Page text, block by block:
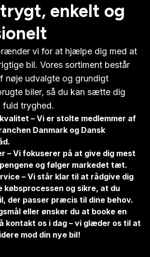
enkelt og
vi for at hjælpe dig med at
bil. Vores sortiment består
nøje udvalgte og grundigt
biler, så du kan sætte dig
fuld tryghed.
– Vi er stolte medlemmer af
Danmark og Dansk
– Vi fokuserer på at give dig mest
og følger markedet tæt.
– Vi står klar til at rådgive dig
købsprocessen og sikre, at du
der passer præcis til dine behov.
eller ønsker du at booke en
kontakt os i dag – vi glæder os til at
mod din nye bil!